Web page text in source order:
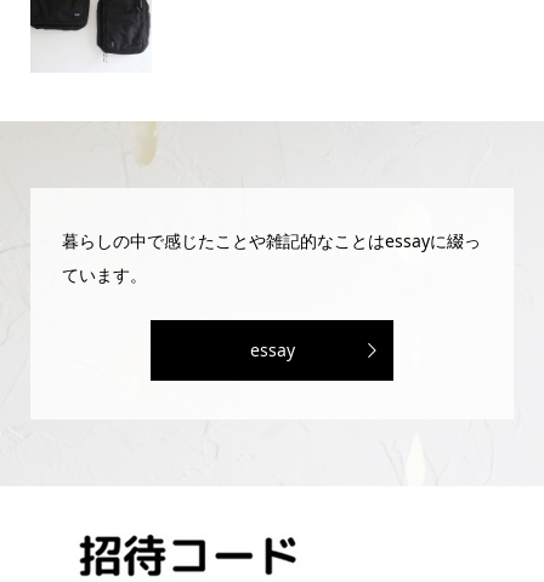
暮らしの中で感じたことや雑記的なことはessayに綴っ
ています。
essay